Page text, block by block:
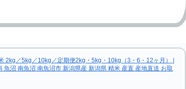
2kg／5kg／10kg／定期便2kg・5kg・10kg（3・6・12ヶ月） |
沼 南魚沼 南魚沼市 新潟県産 新潟県 精米 産直 産地直送 お取